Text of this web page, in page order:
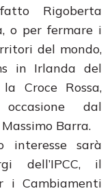
Rigoberta
o per fermare i
del mondo,
in Irlanda del
Croce Rossa,
dal
Barra.
sarà
dell’IPCC, il
i Cambiamenti